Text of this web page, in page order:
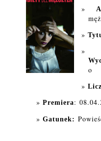
o
Premiera:
Gatunek: